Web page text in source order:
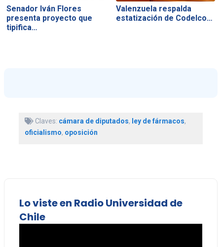
Senador Iván Flores
presenta proyecto que
tipifica…
Valenzuela respalda
estatización de Codelco…
Claves: cámara de diputados, ley de fármacos,
oficialismo, oposición
Lo viste en Radio Universidad de
Chile